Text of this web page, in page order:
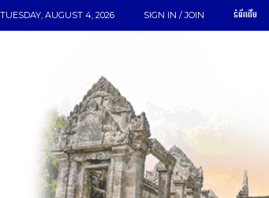
TUESDAY, AUGUST 4, 2026 SIGN IN / JOIN ទំព័រដើម